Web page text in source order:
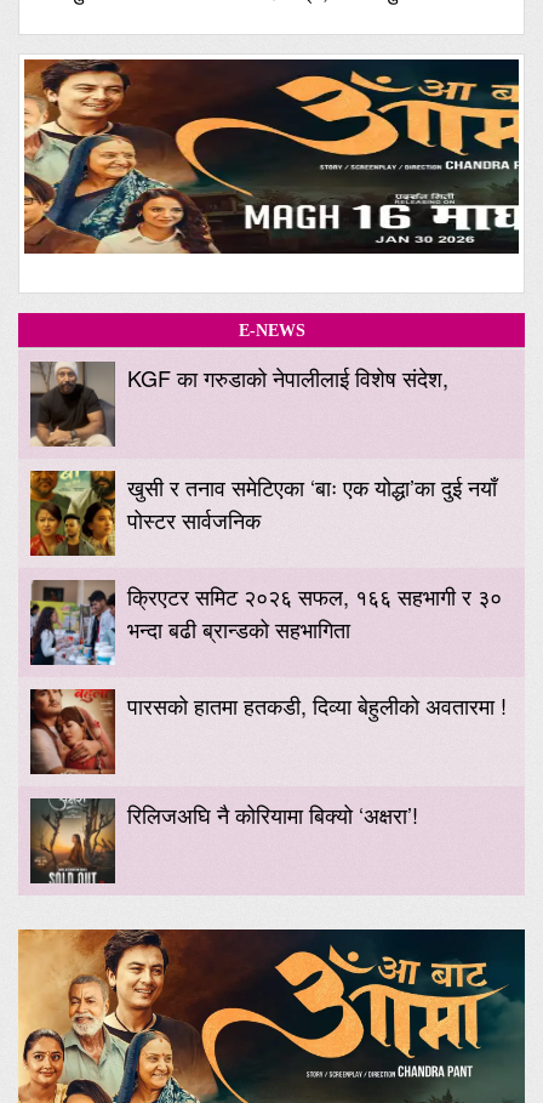
E-NEWS
KGF का गरुडाको नेपालीलाई विशेष संदेश,
खुसी र तनाव समेटिएका ‘बाः एक योद्धा’का दुई नयाँ
पोस्टर सार्वजनिक
क्रिएटर समिट २०२६ सफल, १६६ सहभागी र ३०
भन्दा बढी ब्रान्डको सहभागिता
पारसको हातमा हतकडी, दिव्या बेहुलीको अवतारमा !
रिलिजअघि नै कोरियामा बिक्यो ‘अक्षरा’!